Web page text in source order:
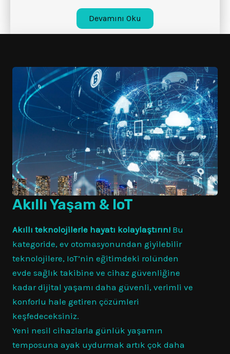
Devamını Oku
Akıllı Yaşam & IoT
Akıllı teknolojilerle hayatı kolaylaştırın! Bu
kategoride, ev otomasyonundan giyilebilir
teknolojilere, IoT’nin eğitimdeki rolünden
evde sağlık takibine ve cihaz güvenliğine
kadar dijital yaşamı daha güvenli, verimli ve
konforlu hale getiren çözümleri
keşfedeceksiniz.
Yeni nesil cihazlarla günlük yaşamın
temposuna ayak uydurmak artık çok daha